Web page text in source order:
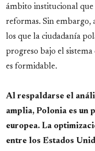
ámbito institucional
reformas. Sin embargo,
los que la ciudadanía
progreso bajo el
es formidable.
Al respaldarse el
amplia, Polonia es un
europea. La
entre los Estados